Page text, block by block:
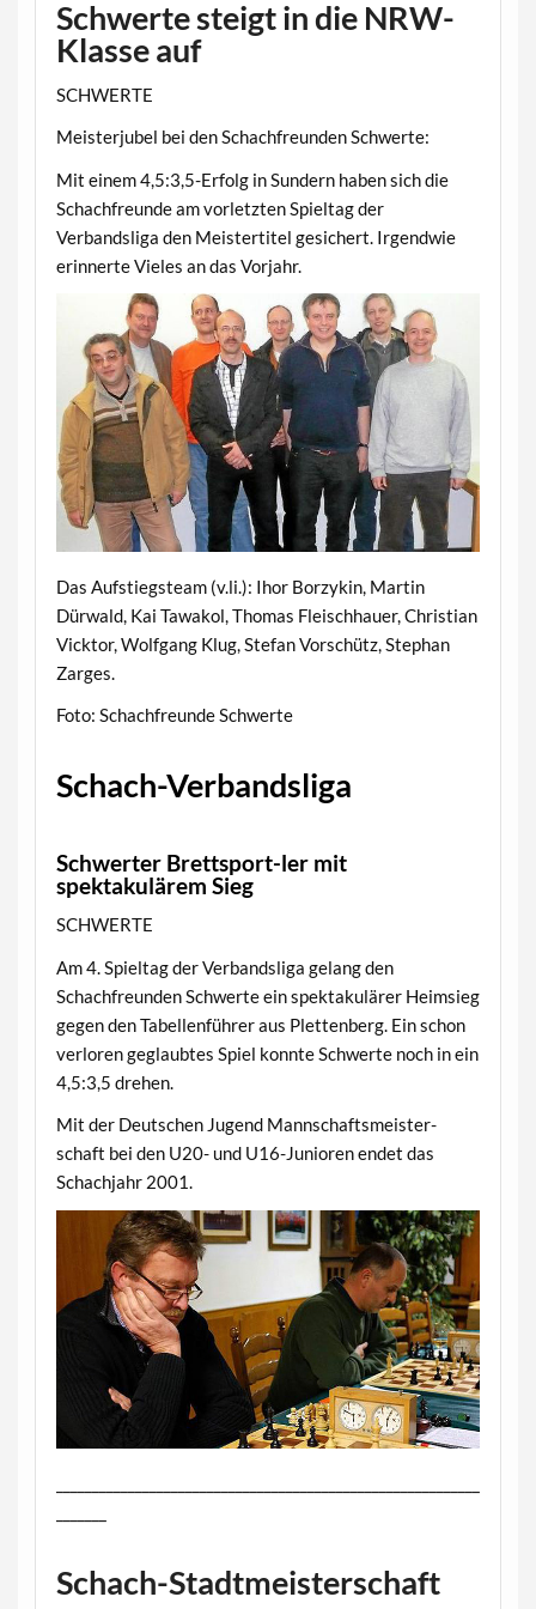
Schwerte steigt in die NRW-
Klasse auf
SCHWERTE
Meisterjubel bei den Schachfreunden Schwerte:
Mit einem 4,5:3,5-Erfolg in Sundern haben sich die
Schachfreunde am vorletzten Spieltag der
Verbandsliga den Meistertitel gesichert. Irgendwie
erinnerte Vieles an das Vorjahr.
Das Aufstiegsteam (v.li.): Ihor Borzykin, Martin
Dürwald, Kai Tawakol, Thomas Fleischhauer, Christian
Vicktor, Wolfgang Klug, Stefan Vorschütz, Stephan
Zarges.
Foto: Schachfreunde Schwerte
Schach-Verbandsliga
Schwerter Brettsport-ler mit
spektakulärem Sieg
SCHWERTE
Am 4. Spieltag der Verbandsliga gelang den
Schachfreunden Schwerte ein spektakulärer Heimsieg
gegen den Tabellenführer aus Plettenberg. Ein schon
verloren geglaubtes Spiel konnte Schwerte noch in ein
4,5:3,5 drehen.
Mit der Deutschen Jugend Mannschaftsmeister-
schaft bei den U20- und U16-Junioren endet das
Schachjahr 2001.
Schach-Stadtmeisterschaft